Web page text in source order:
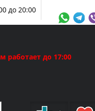
до 20:00
работает до 17:00